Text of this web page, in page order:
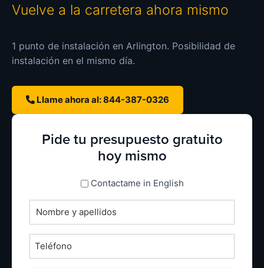
Vuelve a la carretera ahora mismo
1 punto de instalación en Arlington. Posibilidad de
instalación en el mismo día.
Llame ahora al: 844-387-0326
Pide tu presupuesto gratuito
hoy mismo
espanol_espanolContactame in English
Nombre
completo
*Teléfono